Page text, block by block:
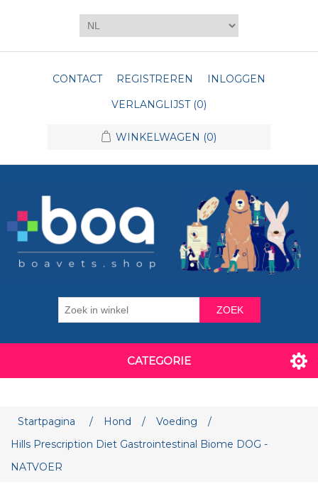
CONTACT REGISTREREN
INLOGGEN
VERLANGLIJST (0)
WINKELWAGEN (0)
ZOEK
CATEGORIE
Startpagina / Hond / Voeding
/
Hills Prescription Diet Gastrointestinal Biome DOG -
NATVOER